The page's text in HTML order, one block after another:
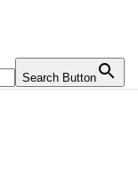
Search Button